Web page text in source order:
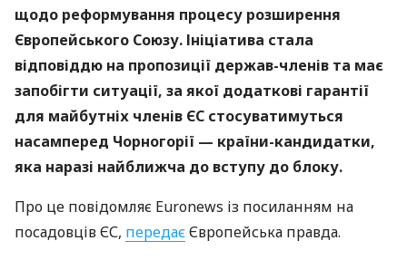
щодо реформування процесу розширення
Європейського Союзу. Ініціатива стала
відповіддю на пропозиції держав-членів та має
запобігти ситуації, за якої додаткові гарантії
для майбутніх членів ЄС стосуватимуться
насамперед Чорногорії — країни-кандидатки,
яка наразі найближча до вступу до блоку.
Про це повідомляє Euronews із посиланням на
посадовців ЄС, передаєЄвропейська правда.